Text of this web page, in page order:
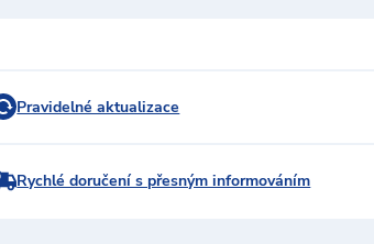
Pravidelné aktualizace
Rychlé doručení s přesným informováním